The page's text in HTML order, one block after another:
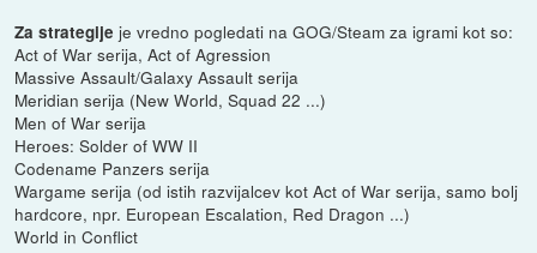
Za strategije je vredno pogledati na GOG/Steam za igrami kot so:
Act of War serija, Act of Agression
Massive Assault/Galaxy Assault serija
Meridian serija (New World, Squad 22 ...)
Men of War serija
Heroes: Solder of WW II
Codename Panzers serija
Wargame serija (od istih razvijalcev kot Act of War serija, samo bolj
hardcore, npr. European Escalation, Red Dragon ...)
World in Conflict